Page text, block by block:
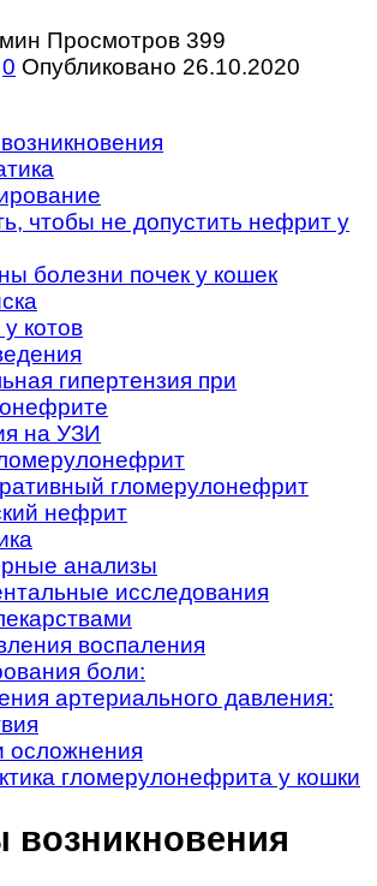
Просмотров 399
0 Опубликовано 26.10.2020
чтобы не допустить нефрит у
болезни почек у кошек
котов
гипертензия при
на УЗИ
гломерулонефрит
нефрит
анализы
исследования
воспаления
боли:
артериального давления:
осложнения
гломерулонефрита у кошки
возникновения